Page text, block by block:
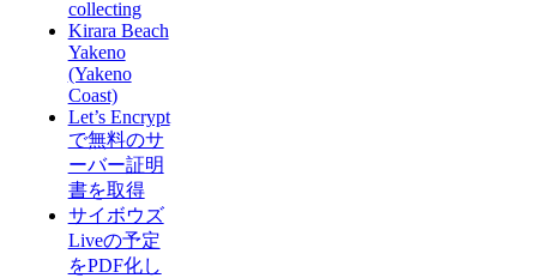
collecting
Kirara Beach
Yakeno
(Yakeno
Coast)
Let’s Encrypt
で無料のサ
ーバー証明
書を取得
サイボウズ
Liveの予定
をPDF化し